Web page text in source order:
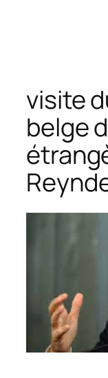
visite
belge